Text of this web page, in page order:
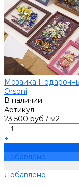
Мозаика
Orsoni
В наличии
Артикул
23 500 руб / м2
-
+
Добавлено
Добавлено